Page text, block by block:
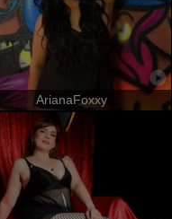
ArianaFoxxy